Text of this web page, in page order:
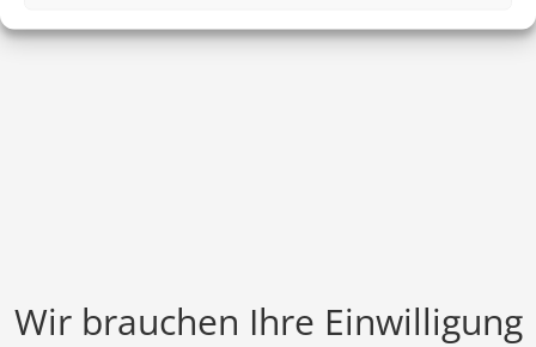
Wir brauchen Ihre Einwilligung